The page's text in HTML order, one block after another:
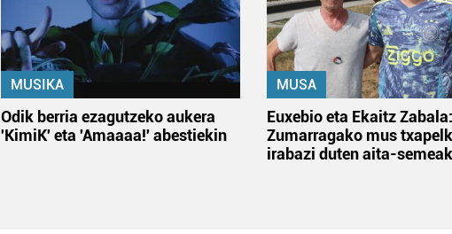
MUSIKA
Odik berria ezagutzeko aukera
'KimiK' eta 'Amaaaa!' abestiekin
MUSA
Euxebio eta Ekaitz Zabala:
Zumarragako mus
irabazi duten aita-semeak